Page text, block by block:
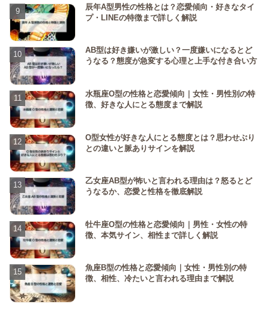
辰年A型男性の性格とは？恋愛傾向・好きなタイ
プ・LINEの特徴まで詳しく解説
AB型は好き嫌いが激しい？一度嫌いになるとど
うなる？態度が急変する心理と上手な付き合い方
水瓶座O型の性格と恋愛傾向｜女性・男性別の特
徴、好きな人にとる態度まで解説
O型女性が好きな人にとる態度とは？思わせぶり
との違いと脈ありサインを解説
乙女座AB型が怖いと言われる理由は？怒るとど
うなるか、恋愛と性格を徹底解説
牡牛座O型の性格と恋愛傾向｜男性・女性の特
徴、本気サイン、相性まで詳しく解説
魚座B型の性格と恋愛傾向｜女性・男性別の特
徴、相性、冷たいと言われる理由まで解説